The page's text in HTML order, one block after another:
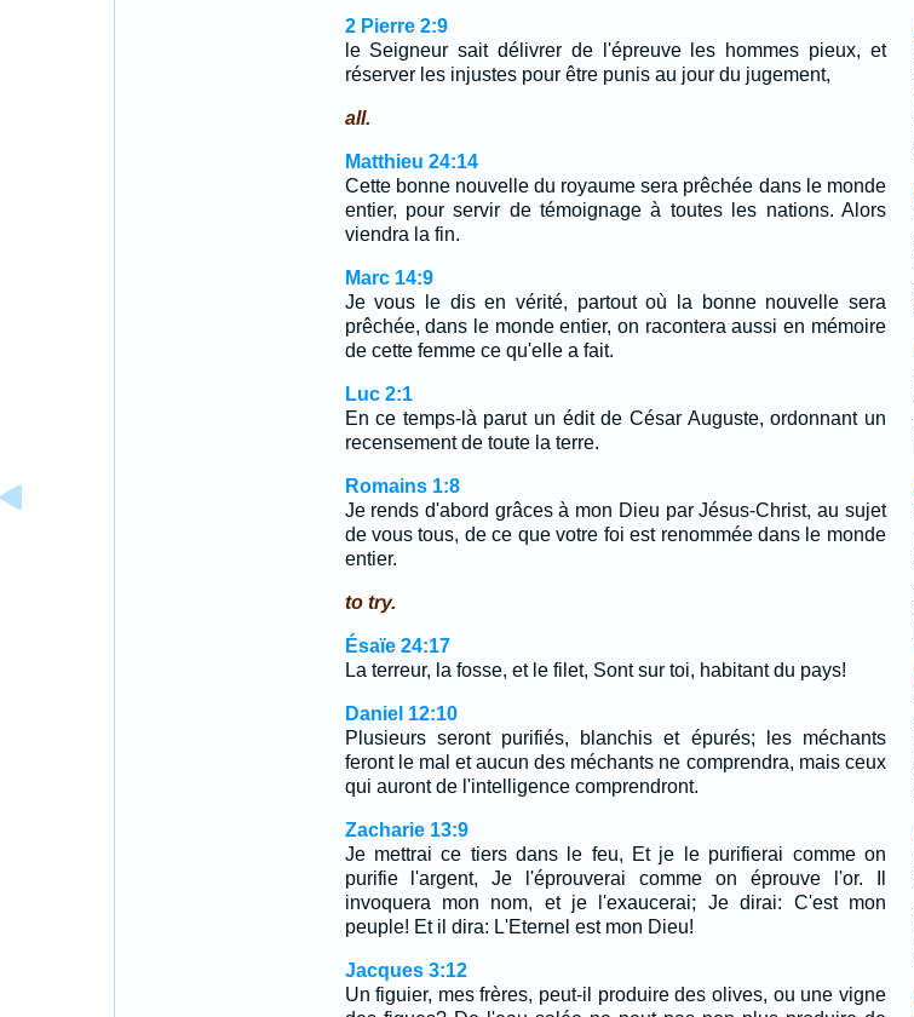
2 Pierre 2:9
le Seigneur sait délivrer de l'épreuve les hommes pieux, et
réserver les injustes pour être punis au jour du jugement,
all.
Matthieu 24:14
Cette bonne nouvelle du royaume sera prêchée dans le monde
entier, pour servir de témoignage à toutes les nations. Alors
viendra la fin.
Marc 14:9
Je vous le dis en vérité, partout où la bonne nouvelle sera
prêchée, dans le monde entier, on racontera aussi en mémoire
de cette femme ce qu'elle a fait.
Luc 2:1
En ce temps-là parut un édit de César Auguste, ordonnant un
recensement de toute la terre.
Romains 1:8
Je rends d'abord grâces à mon Dieu par Jésus-Christ, au sujet
de vous tous, de ce que votre foi est renommée dans le monde
entier.
to try.
Ésaïe 24:17
La terreur, la fosse, et le filet, Sont sur toi, habitant du pays!
Daniel 12:10
Plusieurs seront purifiés, blanchis et épurés; les méchants
feront le mal et aucun des méchants ne comprendra, mais ceux
qui auront de l'intelligence comprendront.
Zacharie 13:9
Je mettrai ce tiers dans le feu, Et je le purifierai comme on
purifie l'argent, Je l'éprouverai comme on éprouve l'or. Il
invoquera mon nom, et je l'exaucerai; Je dirai: C'est mon
peuple! Et il dira: L'Eternel est mon Dieu!
Jacques 3:12
Un figuier, mes frères, peut-il produire des olives, ou une vigne